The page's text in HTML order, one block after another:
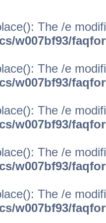
The /e
w007bf93/
The /e
w007bf93/
The /e
w007bf93/
The /e
w007bf93/
The /e
w007bf93/